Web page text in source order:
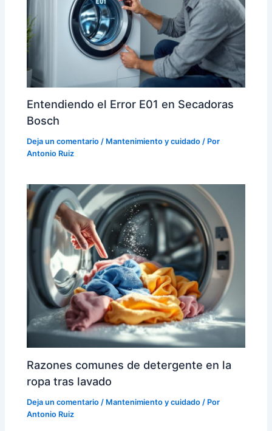
Entendiendo el Error E01 en Secadoras
Bosch
Deja un comentario / Mantenimiento y cuidado / Por
Antonio Ruiz
Razones comunes de detergente en la
ropa tras lavado
Deja un comentario / Mantenimiento y cuidado / Por
Antonio Ruiz